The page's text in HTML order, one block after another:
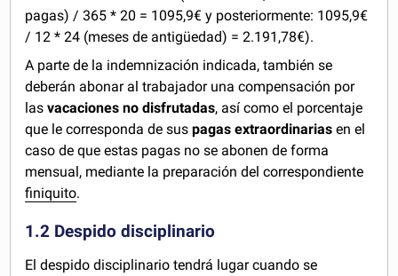
pagas) / 365 * 20 = 1095,9€ y posteriormente: 1095,9€
/ 12 * 24 (meses de antigüedad) = 2.191,78€).
A parte de la indemnización indicada, también se
deberán abonar al trabajador una compensación por
lasvacaciones no disfrutadas, así como el porcentaje
que le corresponda de suspagas extraordinarias en el
caso de que estas pagas no se abonen de forma
mensual, mediante la preparación del correspondiente
finiquito.
1.2 Despido disciplinario
El despido disciplinario tendrá lugar cuando se